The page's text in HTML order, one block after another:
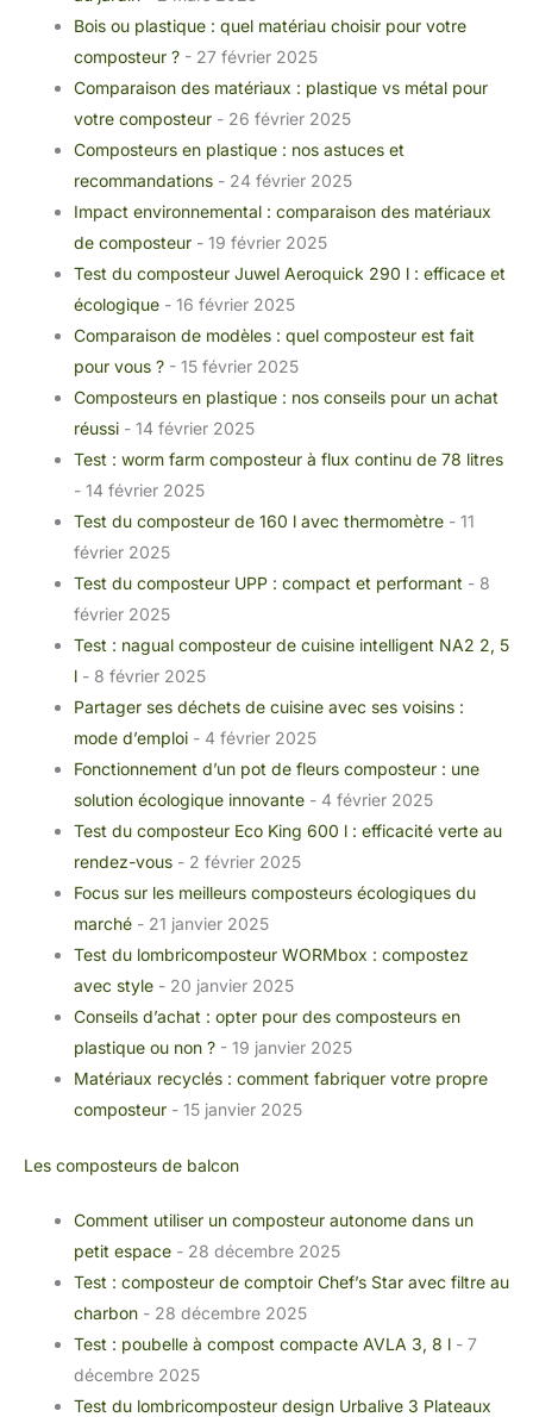
Bois ou plastique : quel matériau choisir pour votre
composteur ? - 27 février 2025
Comparaison des matériaux : plastique vs métal pour
votre composteur - 26 février 2025
Composteurs en plastique : nos astuces et
recommandations - 24 février 2025
Impact environnemental : comparaison des matériaux
de composteur - 19 février 2025
Test du composteur Juwel Aeroquick 290 l : efficace et
écologique - 16 février 2025
Comparaison de modèles : quel composteur est fait
pour vous ? - 15 février 2025
Composteurs en plastique : nos conseils pour un achat
réussi - 14 février 2025
Test : worm farm composteur à flux continu de 78 litres
- 14 février 2025
Test du composteur de 160 l avec thermomètre - 11
février 2025
Test du composteur UPP : compact et performant - 8
février 2025
Test : nagual composteur de cuisine intelligent NA2 2, 5
l - 8 février 2025
Partager ses déchets de cuisine avec ses voisins :
mode d’emploi - 4 février 2025
Fonctionnement d’un pot de fleurs composteur : une
solution écologique innovante - 4 février 2025
Test du composteur Eco King 600 l : efficacité verte au
rendez-vous - 2 février 2025
Focus sur les meilleurs composteurs écologiques du
marché - 21 janvier 2025
Test du lombricomposteur WORMbox : compostez
avec style - 20 janvier 2025
Conseils d’achat : opter pour des composteurs en
plastique ou non ? - 19 janvier 2025
Matériaux recyclés : comment fabriquer votre propre
composteur - 15 janvier 2025
Les composteurs de balcon
Comment utiliser un composteur autonome dans un
petit espace - 28 décembre 2025
Test : composteur de comptoir Chef’s Star avec filtre au
charbon - 28 décembre 2025
Test : poubelle à compost compacte AVLA 3, 8 l - 7
décembre 2025
Test du lombricomposteur design Urbalive 3 Plateaux